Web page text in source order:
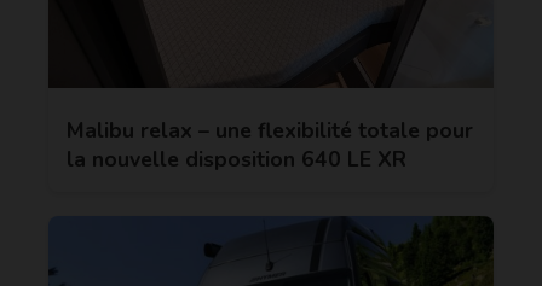
Malibu relax – une flexibilité totale pour
la nouvelle disposition 640 LE XR